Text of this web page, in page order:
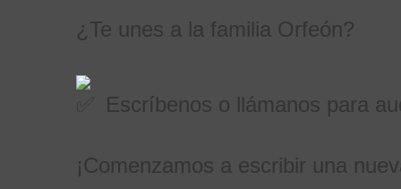
¿Te unes a la familia Orfeón?
Escríbenos o llámanos para
¡Comenzamos a escribir una